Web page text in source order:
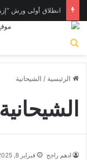
الرئيسية / الشيحانية
الشيحانية
ادهم راجح فبراير 8, 2025